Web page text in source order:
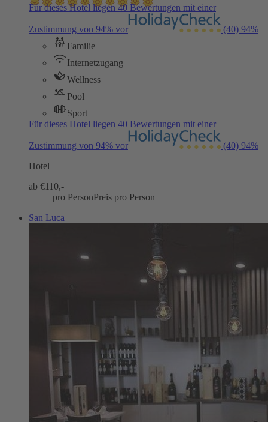
Für dieses Hotel liegen 40 Bewertungen mit einer
Zustimmung von 94% vor (40) 94%
Familie
Internetzugang
Wellness
Pool
Sport
Für dieses Hotel liegen 40 Bewertungen mit einer
Zustimmung von 94% vor (40) 94%
Hotel
ab €110,-
pro PersonPreis pro Person
San Luca